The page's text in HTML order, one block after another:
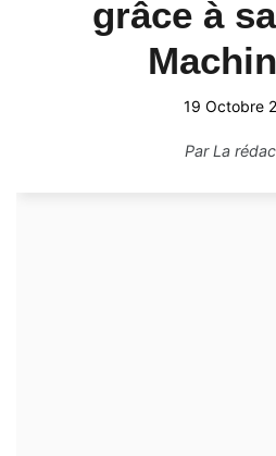
grâce à
19 Octobre
ParLa